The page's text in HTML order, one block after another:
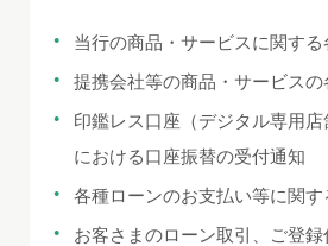
当行の商品・サービスに関する
提携会社等の商品・サービスの
印鑑レス口座（デジタル専用店
における口座振替の受付通知
各種ローンのお支払い等に関す
お客さまのローン取引、ご登